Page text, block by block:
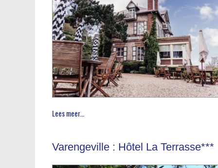
Lees meer...
Varengeville : Hôtel La Terrasse***